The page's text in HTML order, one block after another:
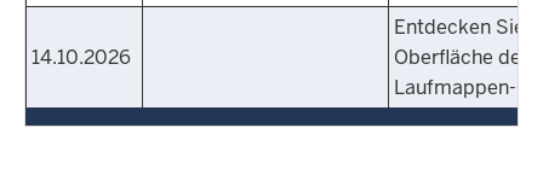
14.10.2026
Entdecken Sie
Oberfläche des
Laufmappen-